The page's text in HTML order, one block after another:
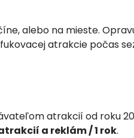
alebo na mieste.
atrakcie počas
atrakcií od roku
a reklám / 1 rok.